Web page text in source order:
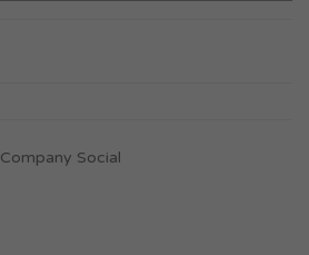
Company Social